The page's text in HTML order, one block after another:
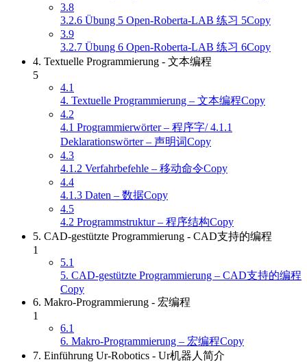
3.8
3.2.6 Übung 5 Open-Roberta-LAB 练习 5Copy
3.9
3.2.7 Übung 6 Open-Roberta-LAB 练习 6Copy
4. Textuelle Programmierung - 文本编程
5
4.1
4. Textuelle Programmierung – 文本编程Copy
4.2
4.1 Programmierwörter – 程序字/ 4.1.1
Deklarationswörter – 声明词Copy
4.3
4.1.2 Verfahrbefehle – 移动命令Copy
4.4
4.1.3 Daten – 数据Copy
4.5
4.2 Programmstruktur – 程序结构Copy
5. CAD-gestützte Programmierung - CAD支持的编程
1
5.1
5. CAD-gestützte Programmierung – CAD支持的编程
Copy
6. Makro-Programmierung - 宏编程
1
6.1
6. Makro-Programmierung – 宏编程Copy
7. Einführung Ur-Robotics - Ur机器人简介